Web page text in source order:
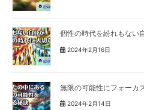
個性の時代を紛れもない
2024年2月16日
無限の可能性にフォーカ
2024年2月14日